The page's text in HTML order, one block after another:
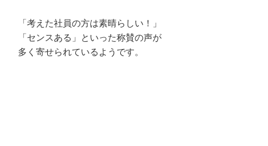
「考えた社員の方は素晴らしい！」
「センスある」といった称賛の声が
多く寄せられているようです。